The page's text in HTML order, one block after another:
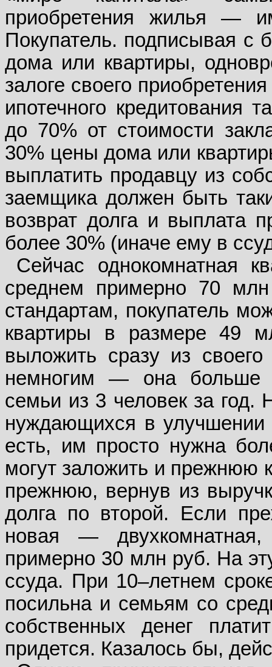
приобретения жилья —
Покупатель. подписывая с
дома или квартиры,
залоге своего
ипотечного кредитования
до 70% от стоимости
30% цены дома или
выплатить продавцу из
заемщика должен быть
возврат долга и выплата
более 30% (иначе ему в
Сейчас однокомнатная
среднем примерно 70
стандартам, покупатель
квартиры в размере 49
выложить сразу из
немногим — она больше
семьи из 3 человек за год.
нуждающихся в
есть, им просто нужна
могут заложить и прежнюю
прежнюю, вернув из
долга по второй. Если
новая —
примерно 30 млн руб. На
ссуда. При 10–летнем
посильна и семьям со
собственных денег
придется. Казалось бы,